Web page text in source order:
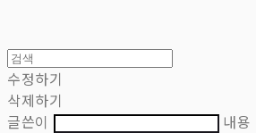
수정하기
삭제하기
글쓴이
내용